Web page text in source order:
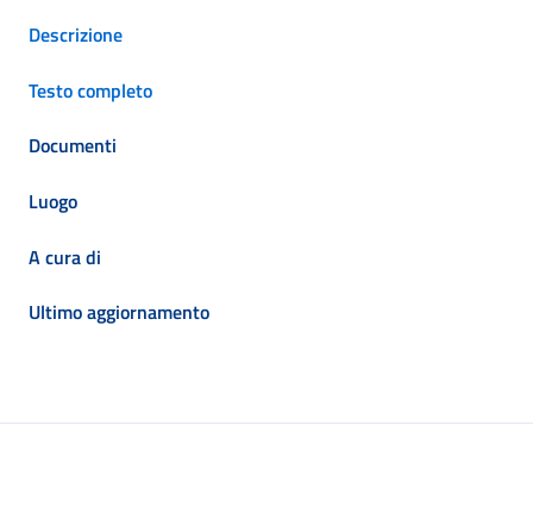
Descrizione
Testo completo
Documenti
Luogo
A cura di
Ultimo aggiornamento